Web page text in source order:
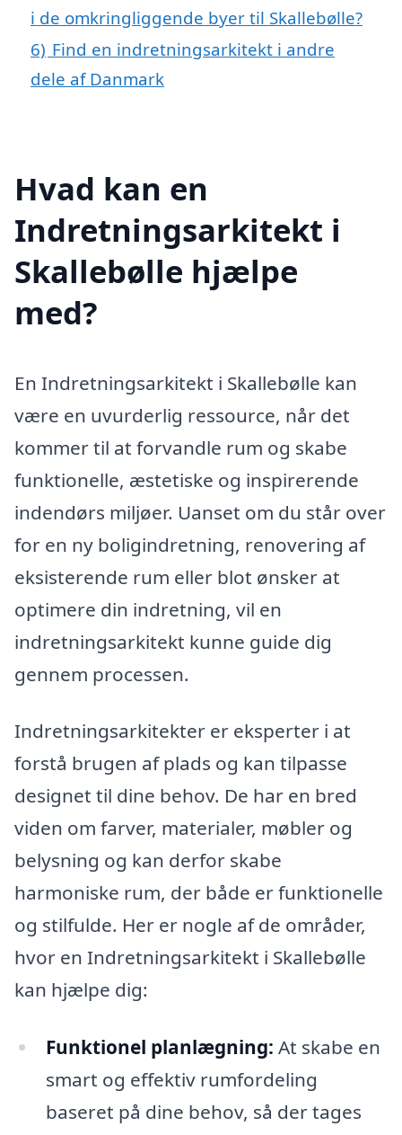
i de omkringliggende byer til Skallebølle?
6) Find en indretningsarkitekt i andre
dele af Danmark
Hvad kan en
Indretningsarkitekt i
Skallebølle hjælpe
med?
En Indretningsarkitekt i Skallebølle kan
være en uvurderlig ressource, når det
kommer til at forvandle rum og skabe
funktionelle, æstetiske og inspirerende
indendørs miljøer. Uanset om du står over
for en ny boligindretning, renovering af
eksisterende rum eller blot ønsker at
optimere din indretning, vil en
indretningsarkitekt kunne guide dig
gennem processen.
Indretningsarkitekter er eksperter i at
forstå brugen af plads og kan tilpasse
designet til dine behov. De har en bred
viden om farver, materialer, møbler og
belysning og kan derfor skabe
harmoniske rum, der både er funktionelle
og stilfulde. Her er nogle af de områder,
hvor en Indretningsarkitekt i Skallebølle
kan hjælpe dig:
Funktionel planlægning: At skabe en
smart og effektiv rumfordeling
baseret på dine behov, så der tages